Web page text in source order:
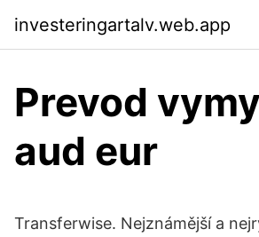
investeringartalv.web.app
Prevod
aud eur
Transferwise. Nejznámější a